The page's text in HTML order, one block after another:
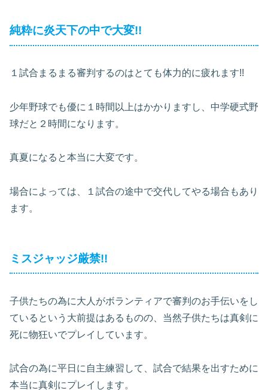
純粋に炎天下の中で大変!!
１試合まるまる審判するのはとても体力的に疲れます!!
少年野球でも優に１時間以上はかかりますし、中学硬式野
球だと２時間になります。
真夏になると本当に大変です。
場合によっては、１試合の途中で交代してやる場合もあり
ます。
ミスジャッジ厳禁!!
子供たちの為に大人がボランティアで審判のお手伝いをし
ているという大前提はあるものの、当然子供たちは真剣に
死に物狂いでプレイしています。
試合の為に平日に自主練習して、試合で結果を出すために
本当に真剣にプレイします。